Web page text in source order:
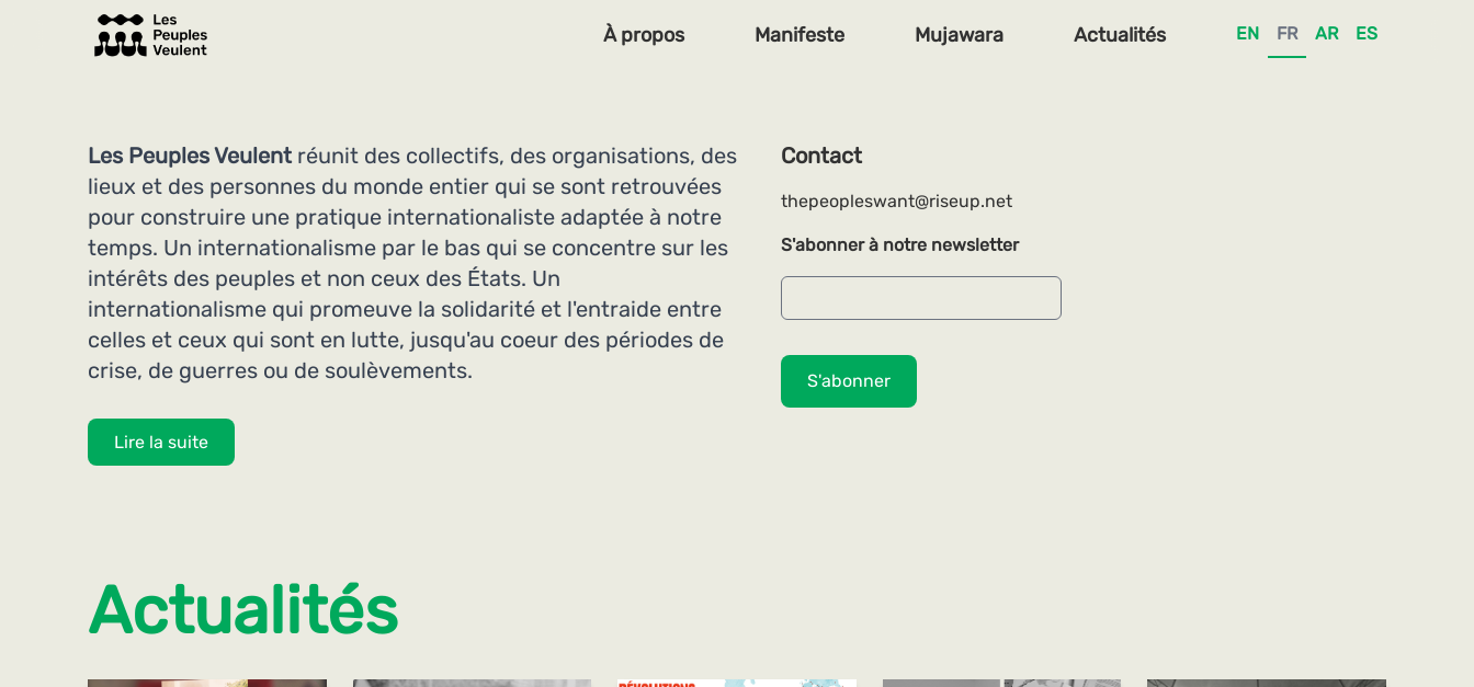
À propos Manifeste Mujawara Actualités EN FR AR ES
Les Peuples Veulentréunit des collectifs, des organisations, des
lieux et des personnes du monde entier qui se sont retrouvées
pour construire une pratique internationaliste adaptée à notre
temps. Un internationalisme par le bas qui se concentre sur les
intérêts des peuples et non ceux des États. Un
internationalisme qui promeuve la solidarité et l'entraide entre
celles et ceux qui sont en lutte, jusqu'au coeur des périodes de
crise, de guerres ou de soulèvements.
Lire la suite
Contact
thepeopleswant@riseup.net
S'abonner à notre newsletter
S'abonner
Actualités